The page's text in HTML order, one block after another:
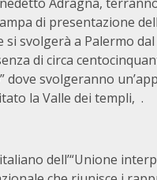
di presentazione
svolgerà a Palermo
di circa
svolgeranno
la Valle dei templi, .
dell’“Unione